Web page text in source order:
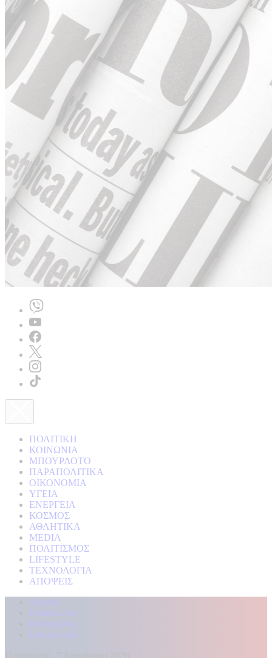
ΠΟΛΙΤΙΚΗ
ΚΟΙΝΩΝΙΑ
ΜΠΟΥΡΛΟΤΟ
ΠΑΡΑΠΟΛΙΤΙΚΑ
ΟΙΚΟΝΟΜΙΑ
ΥΓΕΙΑ
ΕΝΕΡΓΕΙΑ
ΚΟΣΜΟΣ
ΑΘΛΗΤΙΚΑ
MEDIA
ΠΟΛΙΤΙΣΜΟΣ
LIFESTYLE
ΤΕΧΝΟΛΟΓΙΑ
ΑΠΟΨΕΙΣ
Αρχική
Kontra Live
Καταγγελίες
Επικοινωνία